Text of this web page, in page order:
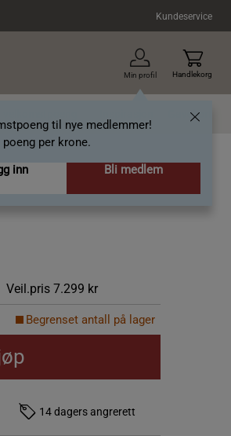
Kundeservice
Min profil
til nye medlemmer!
per krone.
inn
Bli medlem
Handlekorg
Gavekort
Veil.pris 7.299 kr
Begrenset antall på lager
14 dagers angrerett